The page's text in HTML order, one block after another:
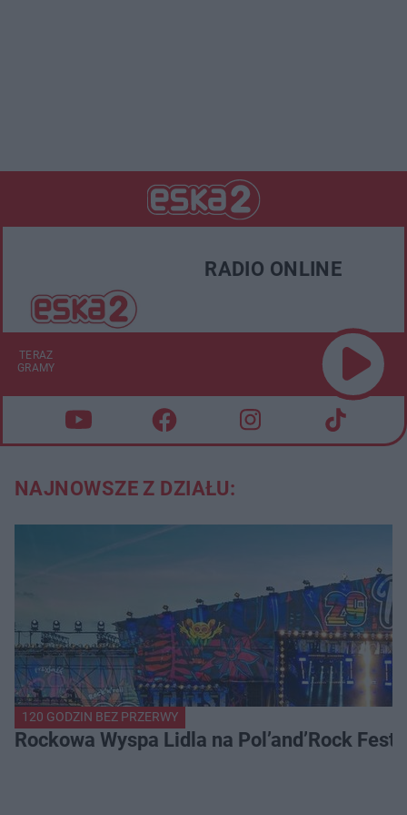
RADIO ONLINE
TERAZ
GRAMY
NAJNOWSZE Z DZIAŁU:
120 GODZIN BEZ PRZERWY
Rockowa Wyspa Lidla na Pol’and’Rock